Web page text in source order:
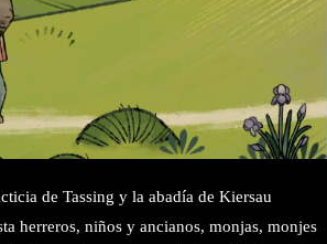
de Tassing y la abadía de Kiersau
herreros, niños y ancianos, monjas, monjes